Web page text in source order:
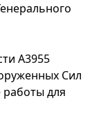
А3955
Сил
для